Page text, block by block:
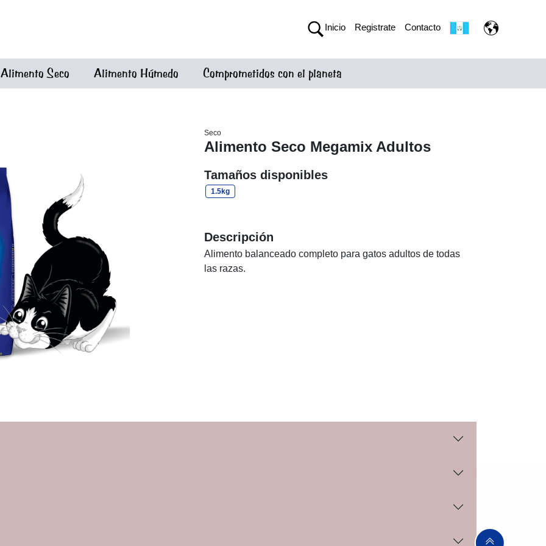
Inicio Registrate Contacto
Alimento Seco Alimento Húmedo Comprometidos con el planeta
Seco
Alimento Seco Megamix Adultos
Tamaños disponibles
1.5kg
Descripción
Alimento balanceado completo para gatos adultos de todas
las razas.